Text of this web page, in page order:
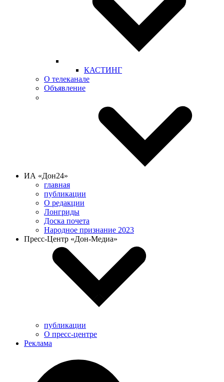
КАСТИНГ
О телеканале
Объявление
ИА «Дон24»
главная
публикации
О редакции
Лонгриды
Доска почета
Народное признание 2023
Пресс-Центр «Дон-Медиа»
публикации
О пресс-центре
Реклама